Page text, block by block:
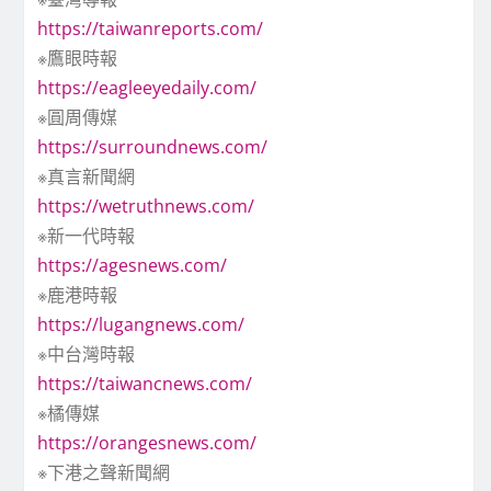
https://taiwanreports.com/
※鷹眼時報
https://eagleeyedaily.com/
※圓周傳媒
https://surroundnews.com/
※真言新聞網
https://wetruthnews.com/
※新一代時報
https://agesnews.com/
※鹿港時報
https://lugangnews.com/
※中台灣時報
https://taiwancnews.com/
※橘傳媒
https://orangesnews.com/
※下港之聲新聞網